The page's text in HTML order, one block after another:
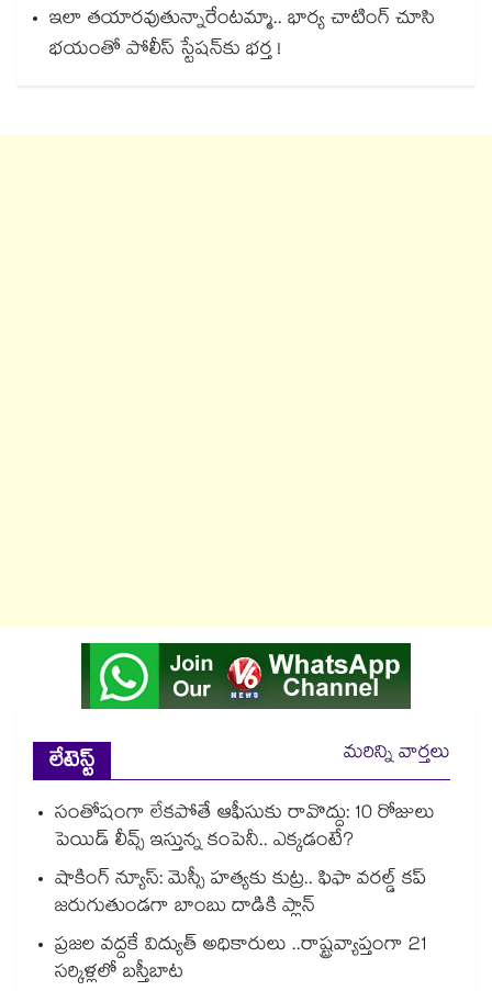
ఇలా తయారవుతున్నారేంటమ్మా.. భార్య చాటింగ్ చూసి
భయంతో పోలీస్ స్టేషన్⁫కు భర్త !
లేటెస్ట్
మరిన్ని వార్తలు
సంతోషంగా లేకపోతే ఆఫీసుకు రావొద్దు: 10 రోజులు
పెయిడ్ లీవ్స్ ఇస్తున్న కంపెనీ.. ఎక్కడంటే?
షాకింగ్ న్యూస్: మెస్సీ హత్యకు కుట్ర.. ఫిఫా వరల్డ్ కప్
జరుగుతుండగా బాంబు దాడికి ప్లాన్
ప్రజల వద్దకే విద్యుత్ అధికారులు ..రాష్ట్రవ్యాప్తంగా 21
సర్కిళ్లలో బస్తీబాట